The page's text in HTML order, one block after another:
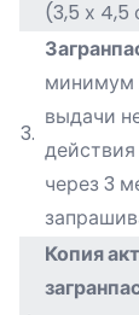
(3,5 х 4,5
3.
минимум
выдачи
через 3
Копия